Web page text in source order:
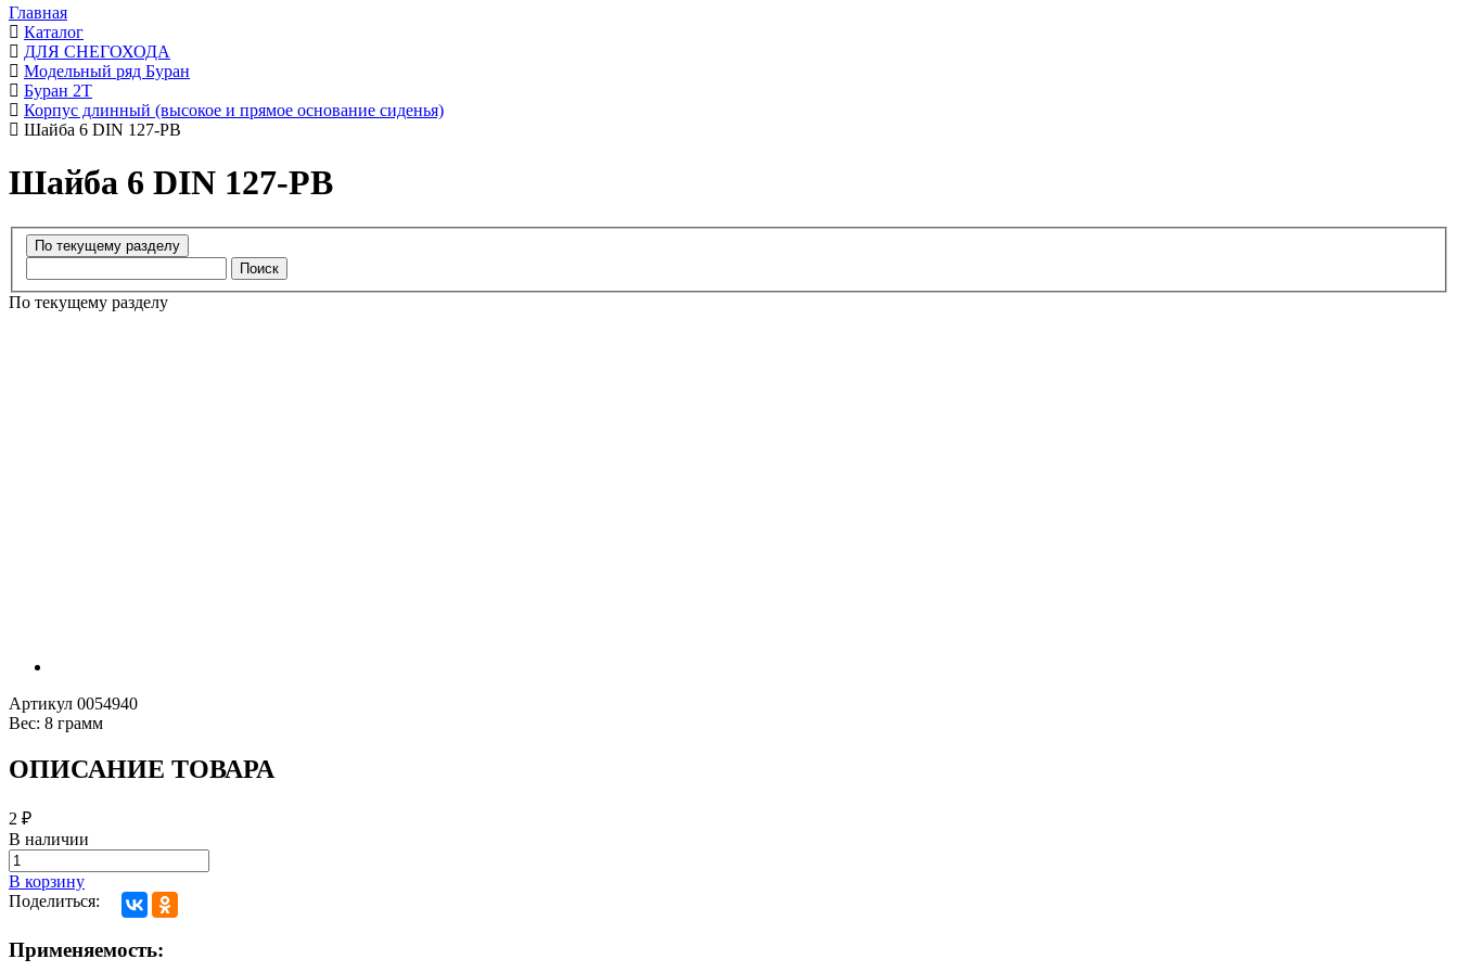
Главная
Каталог
ДЛЯ СНЕГОХОДА
Модельный ряд Буран
Буран 2Т
Корпус длинный (высокое и прямое основание сиденья)
Шайба 6 DIN 127-РВ
Шайба 6 DIN 127-РВ
Поиск
По текущему разделу
Артикул 0054940
Вес: 8 грамм
ОПИСАНИЕ ТОВАРА
2 ₽
В наличии
В корзину
Поделиться:
Применяемость: